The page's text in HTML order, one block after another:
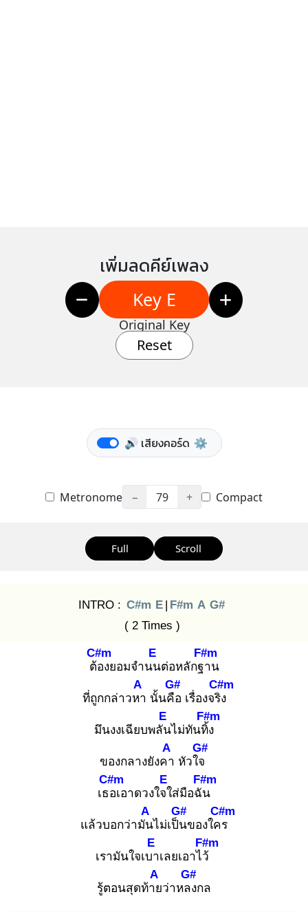
เพิ่มลดคีย์เพลง
Key E
Original Key
Reset
🔊 เสียงคอร์ด ⚙️
Metronome − 79 + Compact
Full Scroll
INTRO : C#m E | F#m A G#
( 2 Times )
ต้อ
C#m
งยอมจำนน
E
ต่อหลักฐา
F#m
น
ที่ถูกกล่าวหา
A
นั้นคือ
G#
เรื่องจริง
C#m
มึนงงเฉียบพลัน
E
ไม่ทันทิ้ง
F#m
ของกลางยังคา
A
หัวใจ
G#
เธอ
C#m
เอาดวงใจใ
E
ส่มือฉัน
F#m
แล้วบอกว่ามัน
A
ไม่เป็น
G#
ของใคร
C#m
เรามันใจเบา
E
เลยเอาไว้
F#m
รู้ตอนสุดท้าย
A
ว่าหลง
G#
กล